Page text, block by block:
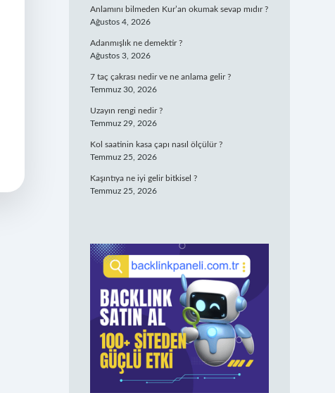
Anlamını bilmeden Kur’an okumak sevap mıdır ?
Ağustos 4, 2026
Adanmışlık ne demektir ?
Ağustos 3, 2026
7 taç çakrası nedir ve ne anlama gelir ?
Temmuz 30, 2026
Uzayın rengi nedir ?
Temmuz 29, 2026
Kol saatinin kasa çapı nasıl ölçülür ?
Temmuz 25, 2026
Kaşıntıya ne iyi gelir bitkisel ?
Temmuz 25, 2026